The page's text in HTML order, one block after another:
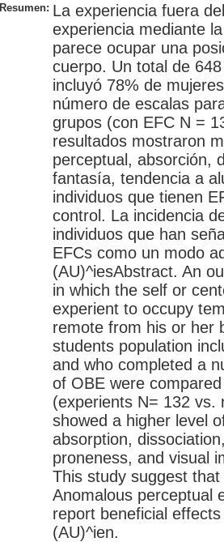
Resumen: La experiencia fuera
experiencia mediante
parece ocupar una
cuerpo. Un total de
incluyó 78% de
número de escalas
grupos (con EFC N =
resultados mostraron
perceptual, absorción,
fantasía, tendencia a
individuos que tienen
control. La incidencia
individuos que han
EFCs como un modo
(AU)^iesAbstract. An
in which the self or
experient to occupy
remote from his or her
students population
and who completed a
of OBE were
(experients N= 132 vs.
showed a higher level
absorption,
proneness, and visual
This study suggest
Anomalous perceptual
report beneficial
(AU)^ien.